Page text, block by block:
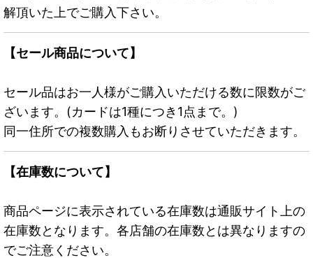
解頂いた上でご購入下さい。
【セール商品について】
セール品はお一人様がご購入いただける数に限数がご
ざいます。(カードは1種につき1点まで。)
同一住所での複数購入もお断りさせていただきます。
【在庫数について】
商品ページに表示されている在庫数は通販サイト上の
在庫数となります。各店舗の在庫数とは異なりますの
でご注意ください。